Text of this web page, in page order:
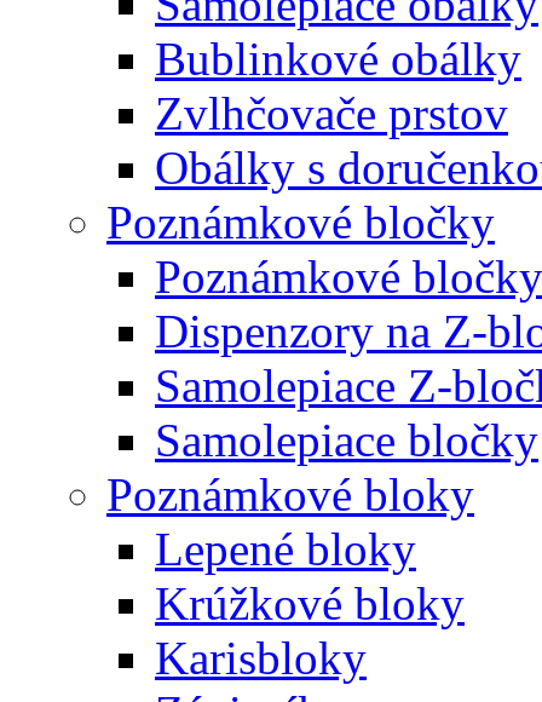
Bublinkové obálky
Zvlhčovače prstov
Obálky s
Poznámkové bločky
Poznámkové
Dispenzory na Z-
Samolepiace Z-
Samolepiace bločky
Poznámkové bloky
Lepené bloky
Krúžkové bloky
Karisbloky